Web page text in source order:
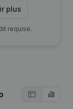
plus
requise.